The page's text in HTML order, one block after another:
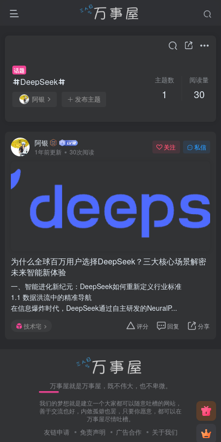
话题
DeepSeek
阿银 发布主题
主题数
1
阅读量
30
阿银
1年前更新 30次阅读
关注 私信
为什么全球百万用户选择DeepSeek？三大核心场景解密
未来智能新体验
一、智能进化新纪元：DeepSeek如何重新定义行业标准
1.1 数据洪流中的精准导航
在信息爆炸时代，DeepSeek通过自主研发的NeuralP...
技术宅 评分 回复 分享
万事屋就是万事屋，既不伟大，也不卑微。
我们的梦想就是建立一个大家都可以随意吐槽的网站，
善于交流也好，内敛孤僻也罢，只要你愿意，都可以在
万事屋尽情吐槽。
友链申请 免责声明 广告合作 关于我们